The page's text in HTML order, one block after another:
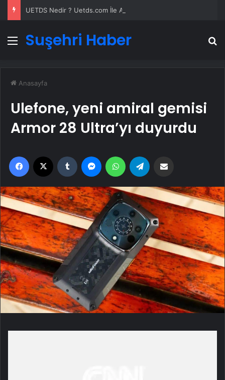
Menü
Suşehri Haber
Anasayfa
Ulefone, yeni amiral gemisi
Armor 28 Ultra’yı duyurdu
Facebook Tumblr MessengerWhatsApp